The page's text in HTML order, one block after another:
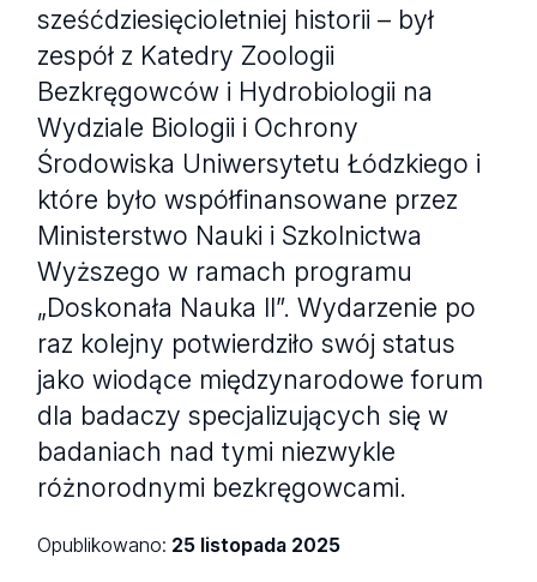
sześćdziesięcioletniej historii – był
zespół z Katedry Zoologii
Bezkręgowców i Hydrobiologii na
Wydziale Biologii i Ochrony
Środowiska Uniwersytetu Łódzkiego i
które było współfinansowane przez
Ministerstwo Nauki i Szkolnictwa
Wyższego w ramach programu
„Doskonała Nauka II”. Wydarzenie po
raz kolejny potwierdziło swój status
jako wiodące międzynarodowe forum
dla badaczy specjalizujących się w
badaniach nad tymi niezwykle
różnorodnymi bezkręgowcami.
Opublikowano: 25 listopada 2025